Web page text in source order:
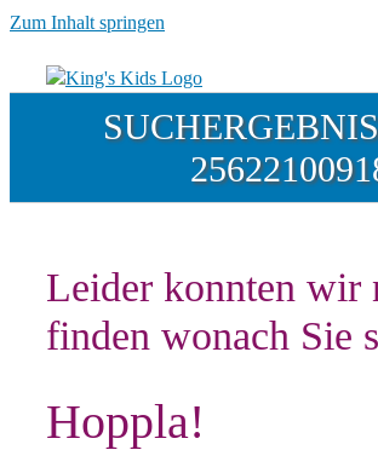
Zum Inhalt springen
Leider konnten wir
finden wonach Sie
Hoppla!